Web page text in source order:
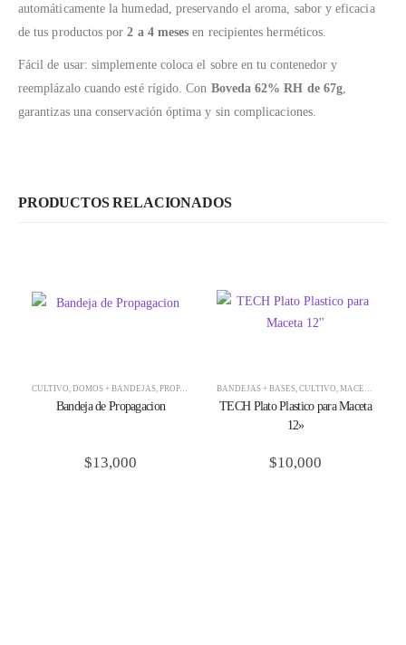
automáticamente la humedad, preservando el aroma, sabor y eficacia
de tus productos por2 a 4 meses en recipientes herméticos.
Fácil de usar: simplemente coloca el sobre en tu contenedor y
reemplázalo cuando esté rígido. Con Boveda 62% RH de 67g,
garantizas una conservación óptima y sin complicaciones.
PRODUCTOS RELACIONADOS
CULTIVO DOMOS + BANDEJAS PROPAGACIÓN
Bandeja de Propagacion
$13,000
BANDEJAS + BASES CULTIVO MACETAS
TECH Plato Plastico para Maceta
12»
$10,000